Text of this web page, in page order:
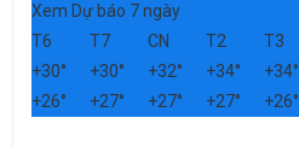
Xem Dự báo 7 ngày
T6
T7 CN T2 T3
+30° +30° +32° +34° +34°
+26° +27° +27° +27° +26°